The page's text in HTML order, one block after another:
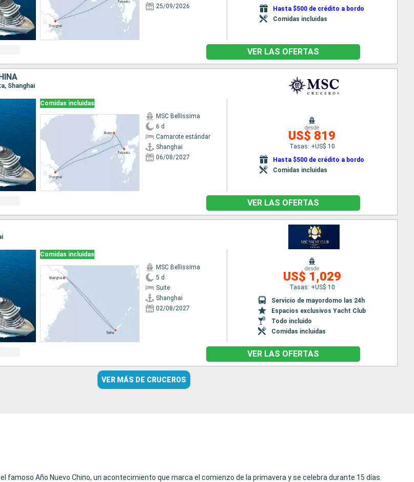
25/09/2026
Hasta $500 de crédito a bordo
Comidas incluidas
VER LAS OFERTAS
Shanghai
Comidas incluidas
MSC Bellissima
6 d
Camarote estándar
Shanghai
06/08/2027
desde
US$ 819
Tasas: +US$ 10
Hasta $500 de crédito a bordo
Comidas incluidas
VER LAS OFERTAS
Comidas incluidas
MSC Bellissima
5 d
Suite
Shanghai
02/08/2027
desde
US$ 1,029
Tasas: +US$ 10
Servicio de mayordomo las 24h
Espacios exclusivos Yacht Club
Todo incluido
Comidas incluidas
VER LAS OFERTAS
VER MÁS DE CRUCEROS
Año Nuevo Chino, un acontecimiento que marca el comienzo de la primavera y se celebra durante 15 días.